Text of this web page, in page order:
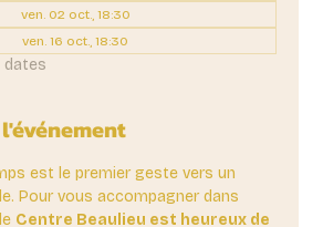
ven. 02 oct., 18:30
ven. 16 oct., 18:30
dates
est le premier geste vers un
Pour vous accompagner dans
Centre Beaulieu est heureux de